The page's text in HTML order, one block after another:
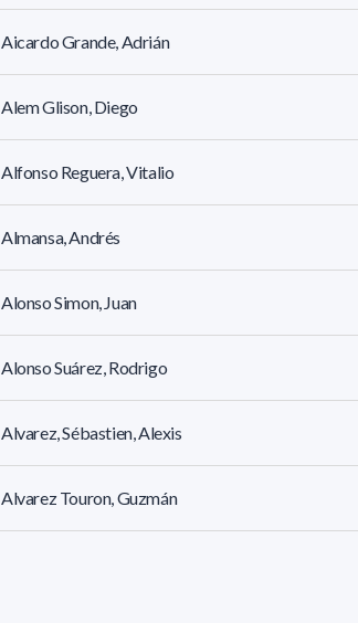
Aicardo Grande, Adrián
Alem Glison, Diego
Alfonso Reguera, Vitalio
Almansa, Andrés
Alonso Simon, Juan
Alonso Suárez, Rodrigo
Alvarez, Sébastien, Alexis
Alvarez Touron, Guzmán